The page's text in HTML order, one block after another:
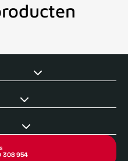
Echte winkel +35
308 954